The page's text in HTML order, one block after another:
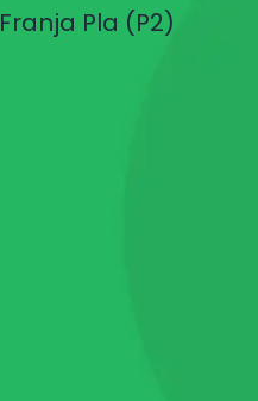
Franja Pla (P2)